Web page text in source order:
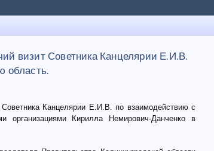
визит Советника Канцелярии Е.И.В.
область.
Канцелярии Е.И.В. по взаимодействию с
организациями Кирилла Немирович-Данченко в